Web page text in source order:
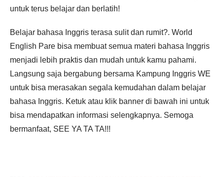
untuk terus belajar dan berlatih!
Belajar bahasa Inggris terasa sulit dan rumit?. World
English Pare bisa membuat semua materi bahasa Inggris
menjadi lebih praktis dan mudah untuk kamu pahami.
Langsung saja bergabung bersama Kampung Inggris WE
untuk bisa merasakan segala kemudahan dalam belajar
bahasa Inggris. Ketuk atau klik banner di bawah ini untuk
bisa mendapatkan informasi selengkapnya. Semoga
bermanfaat, SEE YA TA TA!!!